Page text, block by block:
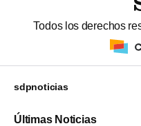
Todos los derechos
sdpnoticias
Últimas Noticias